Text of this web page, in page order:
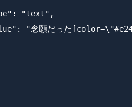
"text",
"念願だった